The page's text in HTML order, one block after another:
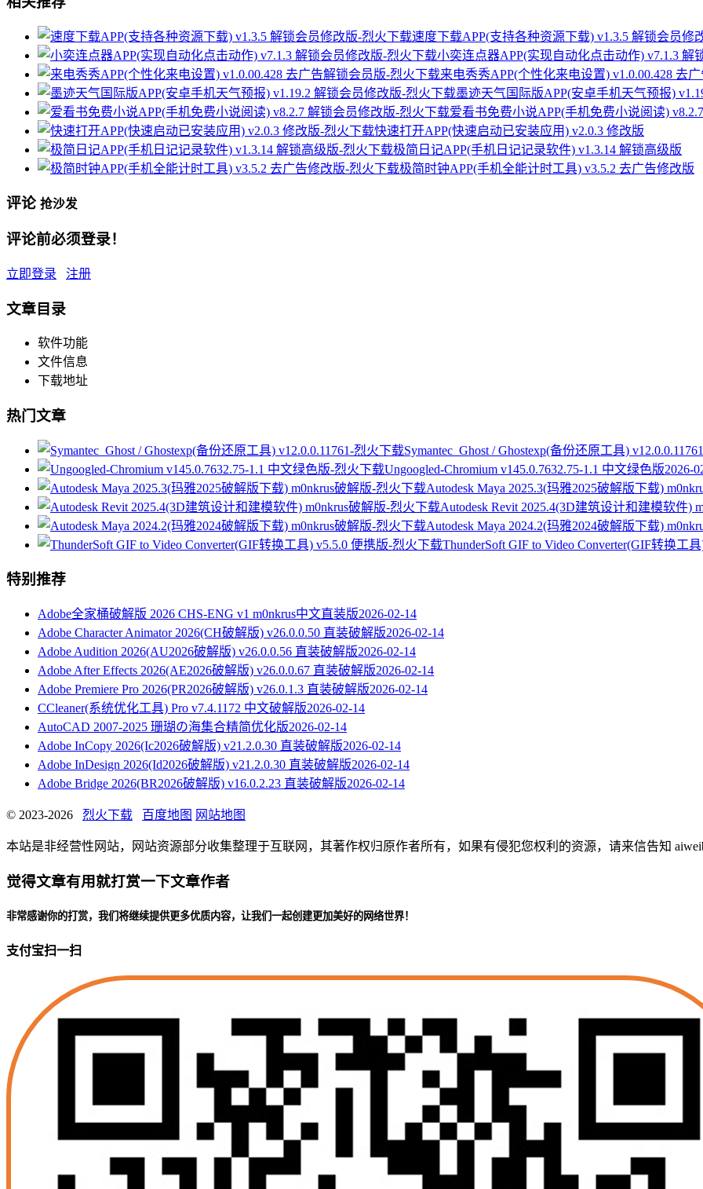
速度下载APP(支持各种资源下载) v1.3.5 解锁会员修
小奕连点器APP(实现自动化点击动作) v7.1.3 解
来电秀秀APP(个性化来电设置) v1.0.00.428 去
墨迹天气国际版APP(安卓手机天气预报)
爱看书免费小说APP(手机免费小说阅读)
快速打开APP(快速启动已安装应用) v2.0.3 修改版
极简日记APP(手机日记记录软件) v1.3.14 解锁高级版
极简时钟APP(手机全能计时工具) v3.5.2 去广告修改版
评论 抢沙发
评论前必须登录！
立即登录 注册
文章目录
软件功能
文件信息
下载地址
热门文章
Symantec_Ghost / Ghostexp(备份还原工具) v12.0.0.11761
Ungoogled-Chromium v145.0.7632.75-1.1 中文绿色版2026-
Autodesk Maya 2025.3(玛雅2025破解版下载)
Autodesk Revit 2025.4(3D建筑设计和建模软件)
Autodesk Maya 2024.2(玛雅2024破解版下载)
ThunderSoft GIF to Video Converter(GIF转换工
特别推荐
Adobe全家桶破解版 2026 CHS-ENG v1 m0nkrus中文直装版2026-02-14
Adobe Character Animator 2026(CH破解版) v26.0.0.50 直装破解版2026-02-14
Adobe Audition 2026(AU2026破解版) v26.0.0.56 直装破解版2026-02-14
Adobe After Effects 2026(AE2026破解版) v26.0.0.67 直装破解版2026-02-14
Adobe Premiere Pro 2026(PR2026破解版) v26.0.1.3 直装破解版2026-02-14
CCleaner(系统优化工具) Pro v7.4.1172 中文破解版2026-02-14
AutoCAD 2007-2025 珊瑚の海集合精简优化版2026-02-14
Adobe InCopy 2026(Ic2026破解版) v21.2.0.30 直装破解版2026-02-14
Adobe InDesign 2026(Id2026破解版) v21.2.0.30 直装破解版2026-02-14
Adobe Bridge 2026(BR2026破解版) v16.0.2.23 直装破解版2026-02-14
© 2023-2026 烈火下载 百度地图 网站地图
本站是非经营性网站，网站资源部分收集整理于互联网，其著作权归原作者所有，如果有侵犯您权利的资源，请来信告知
觉得文章有用就打赏一下文章作者
非常感谢你的打赏，我们将继续提供更多优质内容，让我们一起创建更加美好的网络世界！
支付宝扫一扫